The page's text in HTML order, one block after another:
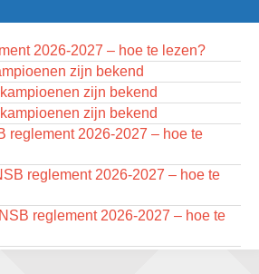
RSB/RSB Open 2026
Texel
Zomer-rapidschaaktoernooi
Gemeente Tilburg
2026-2027 – hoe te lezen?
zijn bekend
zijn bekend
zijn bekend
reglement 2026-2027 – hoe te
reglement 2026-2027 – hoe te
reglement 2026-2027 – hoe te